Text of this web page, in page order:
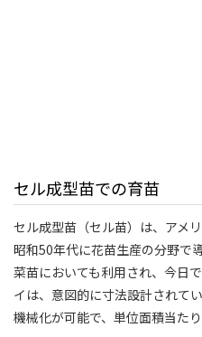
セル成型苗での育苗
セル成型苗（セル苗）は、アメ
昭和50年代に花苗生産の分野で
菜苗においても利用され、今日
イは、意図的に寸法設計されて
機械化が可能で、単位面積当た